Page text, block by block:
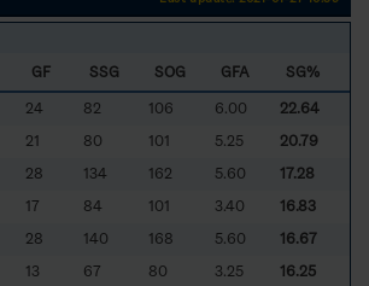
GF SSG SOG GFA
SG%
24 82 106 6.00
22.64
21 80 101 5.25
20.79
28 134 162 5.60
17.28
17 84 101 3.40
16.83
28 140 168 5.60
16.67
13 67 80 3.25
16.25